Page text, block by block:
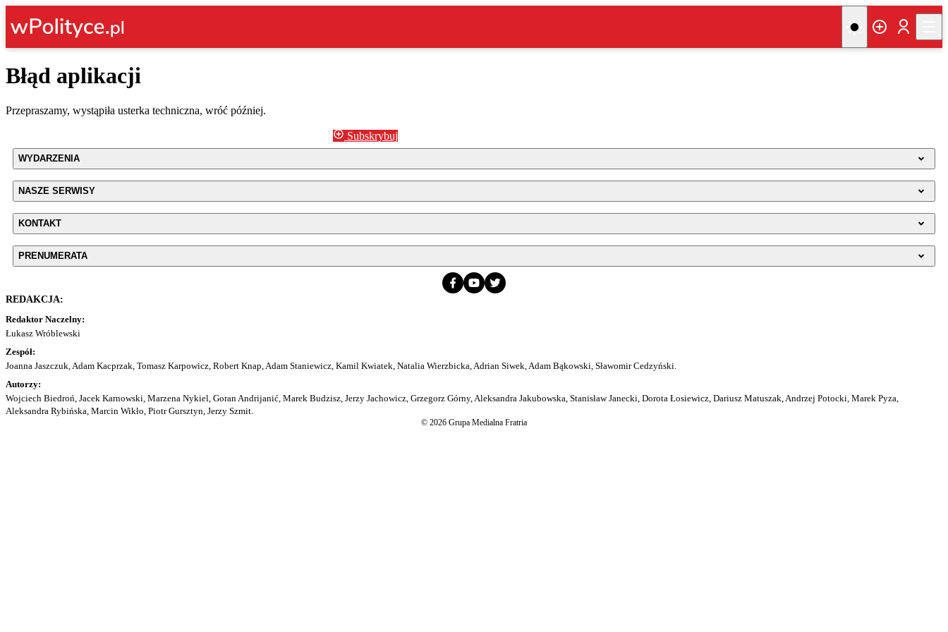
Błąd aplikacji
Przepraszamy, wystąpiła usterka techniczna, wróć później.
Subskrybuj
WYDARZENIA
NASZE SERWISY
KONTAKT
PRENUMERATA
REDAKCJA:
Redaktor Naczelny:
Łukasz Wróblewski
Zespół:
Joanna Jaszczuk, Adam Kacprzak, Tomasz Karpowicz, Robert Knap, Adam Staniewicz, Kamil Kwiatek, Natalia Wierzbicka, Adrian Siwek, Adam Bąkowski, Sławomir Cedzyński.
Autorzy:
Wojciech Biedroń, Jacek Karnowski, Marzena Nykiel, Goran Andrijanić, Marek Budzisz, Jerzy Jachowicz, Grzegorz Górny, Aleksandra Jakubowska, Stanisław Janecki, Dorota Łosiewicz, Dariusz Matuszak, Andrzej Potocki, Marek Pyza,
Aleksandra Rybińska, Marcin Wikło, Piotr Gursztyn, Jerzy Szmit.
© 2026 Grupa Medialna Fratria